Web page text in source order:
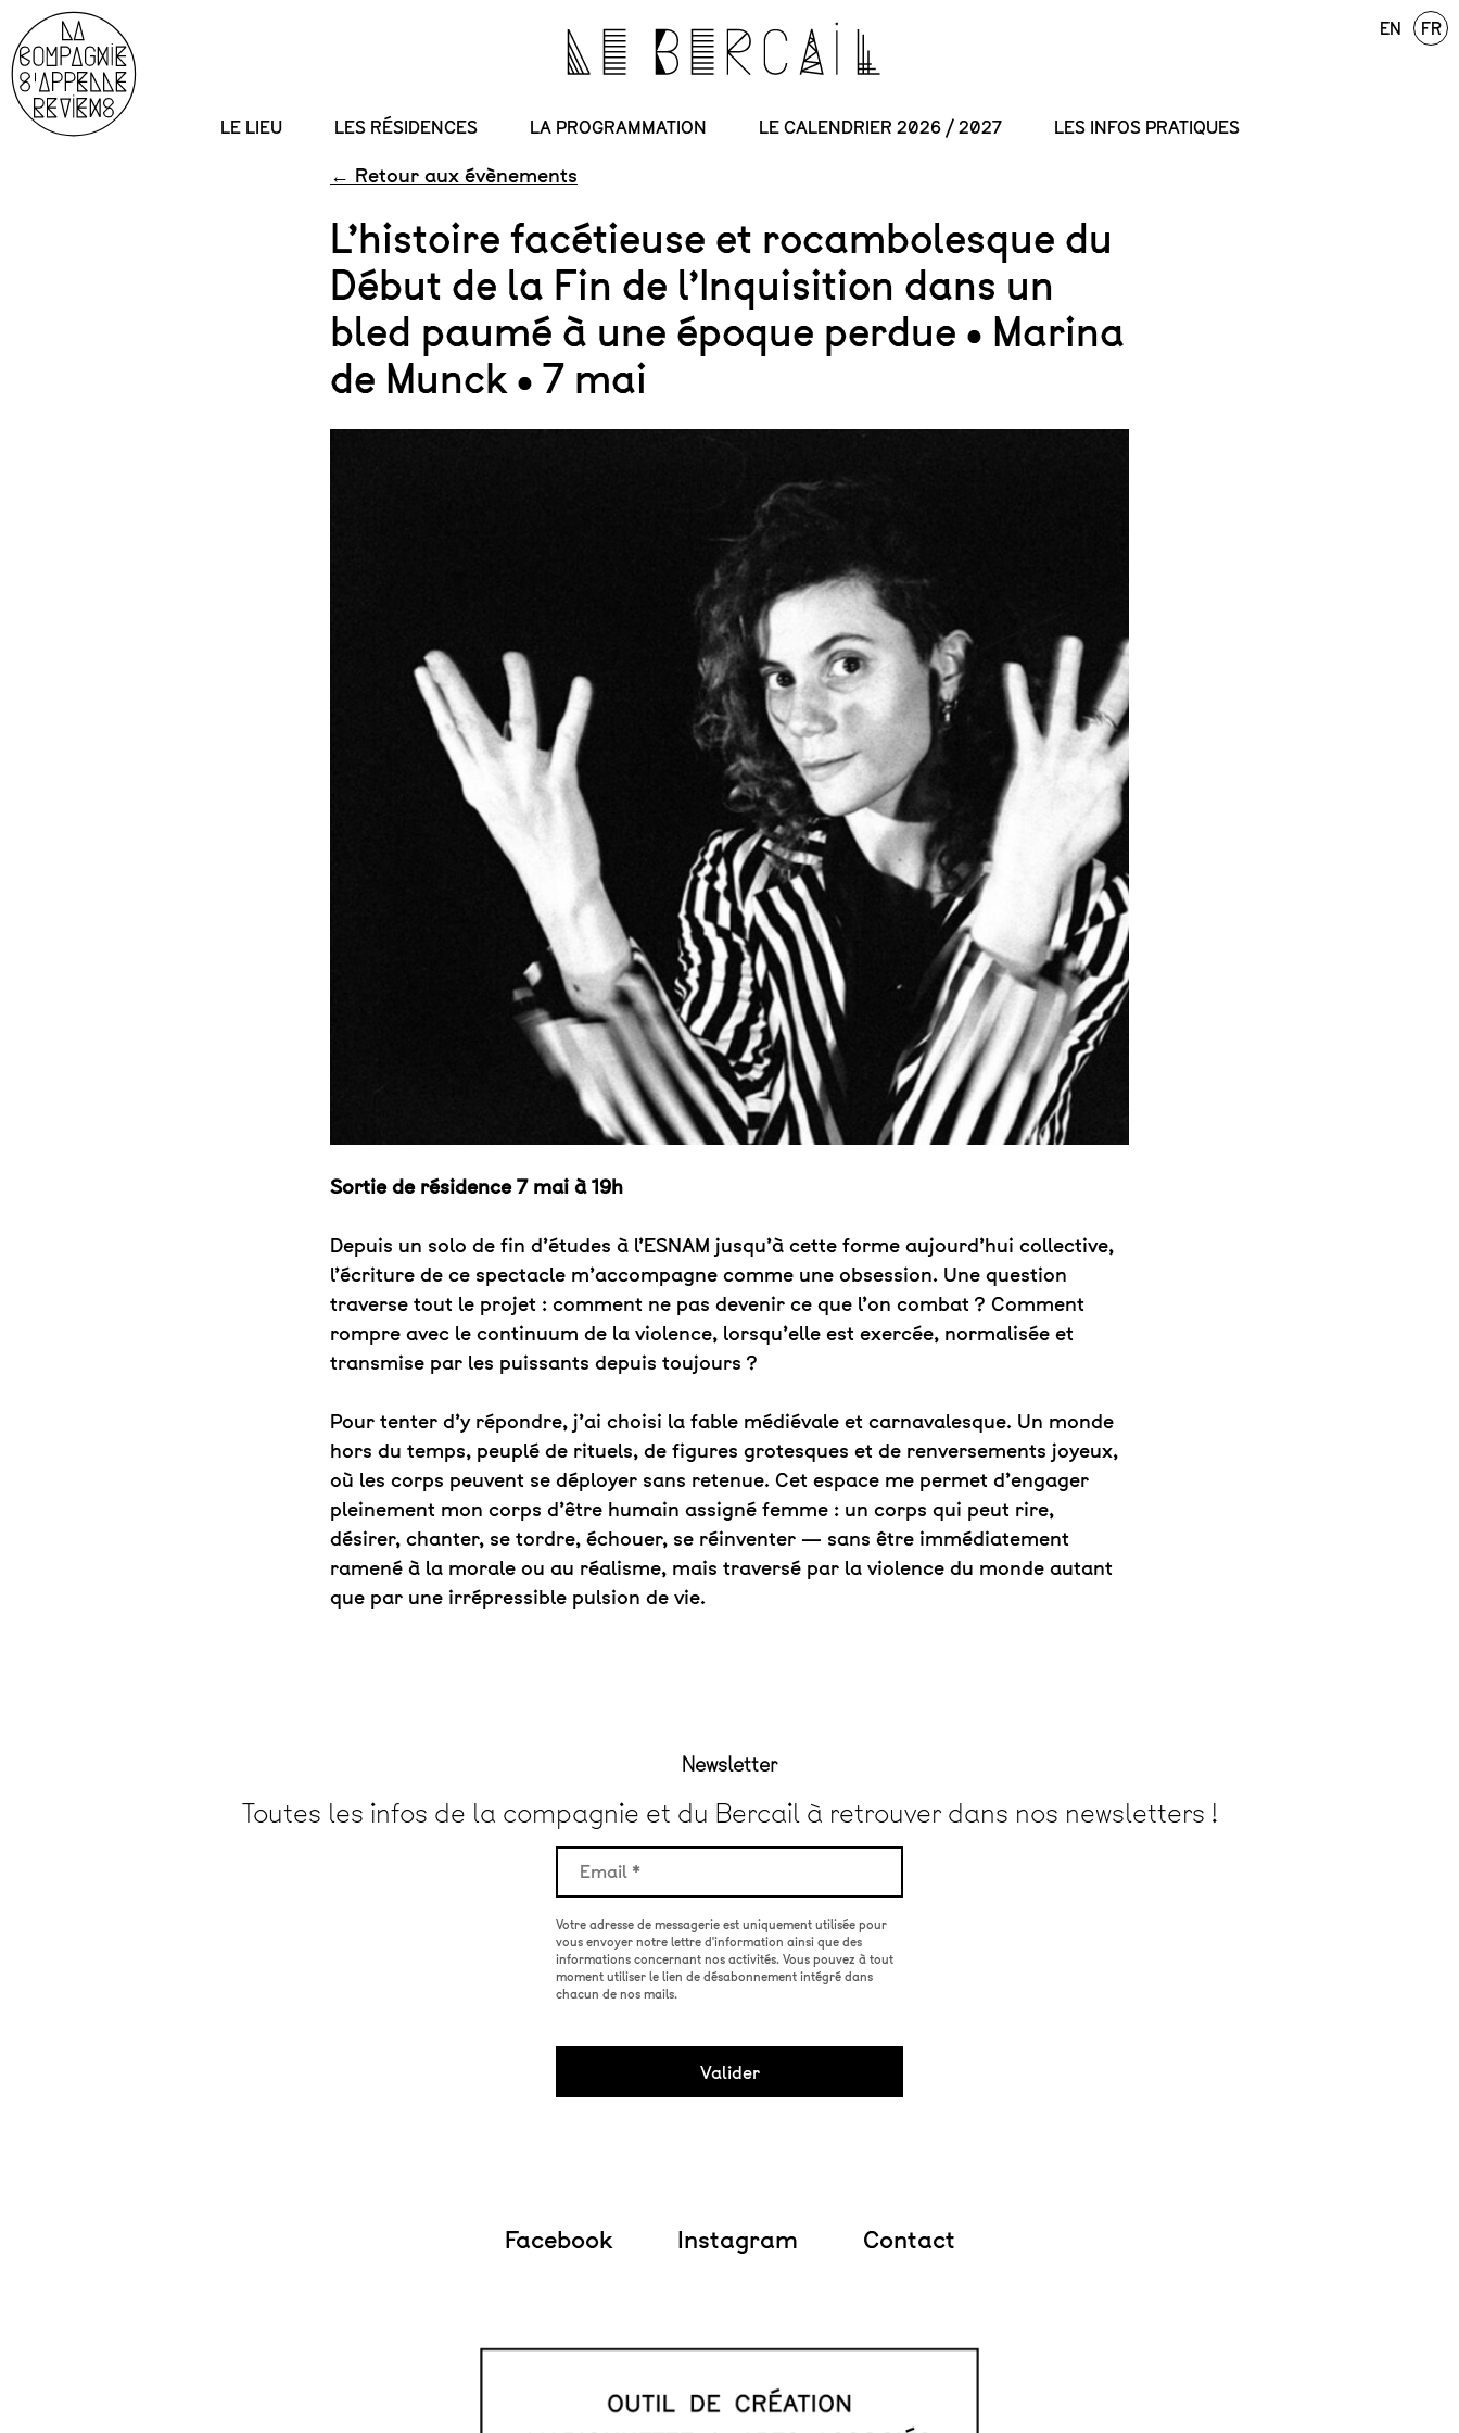
EN FR
LE LIEU LES RÉSIDENCES LA PROGRAMMATION LE CALENDRIER 2026 / 2027 LES INFOS PRATIQUES
← Retour aux évènements
L’histoire facétieuse et rocambolesque du
Début de la Fin de l’Inquisition dans un
bled paumé à une époque perdue • Marina
de Munck • 7 mai
Sortie de résidence 7 mai à 19h
Depuis un solo de fin d’études à l’ESNAM jusqu’à cette forme aujourd’hui collective,
l’écriture de ce spectacle m’accompagne comme une obsession. Une question
traverse tout le projet : comment ne pas devenir ce que l’on combat ? Comment
rompre avec le continuum de la violence, lorsqu’elle est exercée, normalisée et
transmise par les puissants depuis toujours ?
Pour tenter d’y répondre, j’ai choisi la fable médiévale et carnavalesque. Un monde
hors du temps, peuplé de rituels, de figures grotesques et de renversements joyeux,
où les corps peuvent se déployer sans retenue. Cet espace me permet d’engager
pleinement mon corps d’être humain assigné femme : un corps qui peut rire,
désirer, chanter, se tordre, échouer, se réinventer — sans être immédiatement
ramené à la morale ou au réalisme, mais traversé par la violence du monde autant
que par une irrépressible pulsion de vie.
Newsletter
Toutes les infos de la compagnie et du Bercail à retrouver dans nos newsletters !
Votre adresse de messagerie est uniquement utilisée pour
vous envoyer notre lettre d'information ainsi que des
informations concernant nos activités. Vous pouvez à tout
moment utiliser le lien de désabonnement intégré dans
chacun de nos mails.
Facebook Instagram Contact